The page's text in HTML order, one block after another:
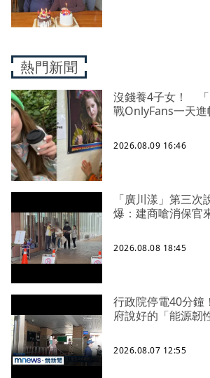
熱門新聞
沒錢養4子女！ 「
戰OnlyFans一天
2026.08.09 16:46
「廣川漾」第三
爆：建商嗆消保官
2026.08.08 18:45
行政院停電40分
府說好的「能源韌
2026.08.07 12:55